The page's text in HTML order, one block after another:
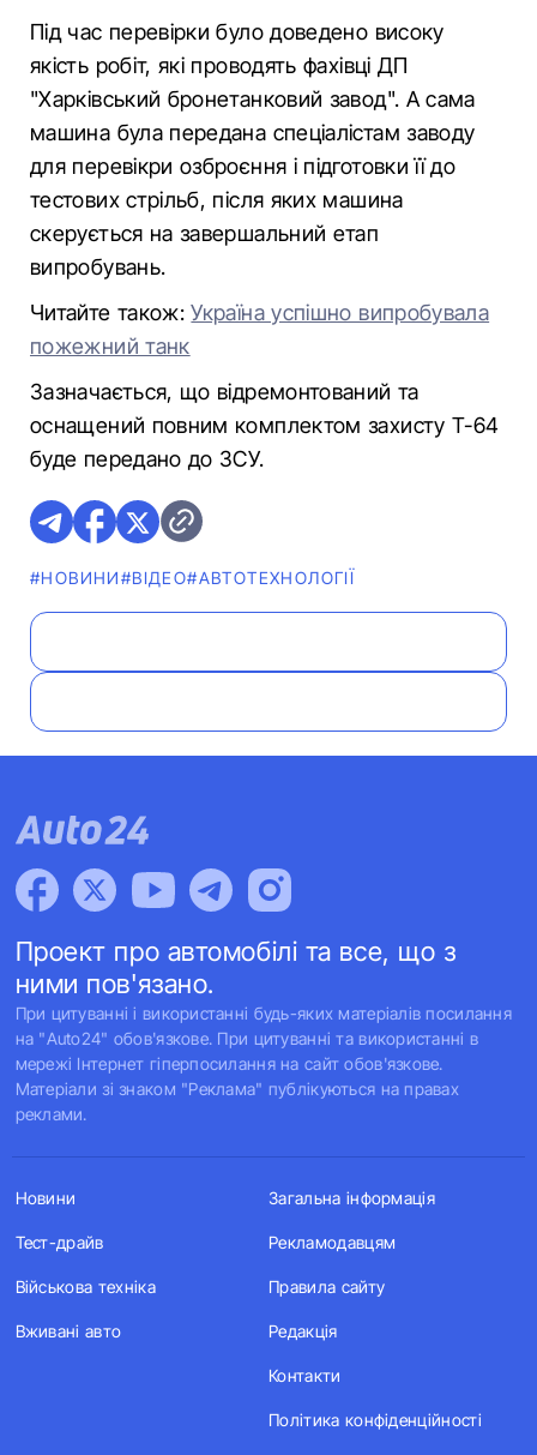
Під час перевірки було доведено високу
якість робіт, які проводять фахівці ДП
"Харківський бронетанковий завод". А сама
машина була передана спеціалістам заводу
для перевікри озброєння і підготовки її до
тестових стрільб, після яких машина
скерується на завершальний етап
випробувань.
Читайте також:Україна успішно випробувала
пожежний танк
Зазначається, що відремонтований та
оснащений повним комплектом захисту Т-64
буде передано до ЗСУ.
#НОВИНИ#ВІДЕО#АВТОТЕХНОЛОГІЇ
Проект про автомобілі та все, що з
ними пов'язано.
При цитуванні і використанні будь-яких матеріалів посилання
на "Auto24" обов'язкове. При цитуванні та використанні в
мережі Інтернет гіперпосилання на сайт обов'язкове.
Матеріали зі знаком "Реклама" публікуються на правах
реклами.
Новини
Тест-драйв
Військова техніка
Вживані авто
Загальна інформація
Рекламодавцям
Правила сайту
Редакція
Контакти
Політика конфіденційності